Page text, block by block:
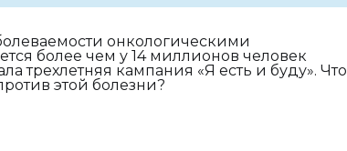
онкологическими
более чем у 14 миллионов человек
трехлетняя кампания «Я есть и буду». Что
этой болезни?